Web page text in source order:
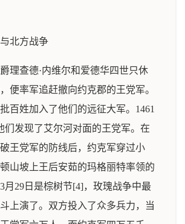
北方战争
理查德·内维尔和爱德华四世只休
便率军追赶撤向约克郡的王党军。
百姓加入了他们的远征大军。1461
们发现了艾尔河对面的王党军。在
王党军的防线后，约克军穿过小
山坡上王后安茹的玛格丽特率领的
月29日是棕树节[4]，玫瑰战争中最
上演了。双方投入了众多兵力，当